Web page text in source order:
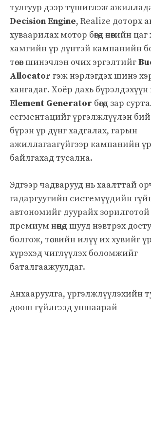
тулгуур дээр түшиглэж
Decision Engine, Realize доторх
хуваарилах мотор бөгөөд өнөөгийн
хамгийн үр дүнтэй кампанийн
төсөв шинэчлэн очих эргэлтийг
Allocator гэж нэрлэгдэх шинэ
хангадаг. Хоёр дахь бүрэлдэхүүн
Element Generator бөгөөд зар
сегментацийг үргэлжлүүлэн
бүрэн үр дүнг хадгалах, гарын
ажиллагаагүйгээр кампанийн үр
байлгахад тусална.
Эдгээр чадварууд нь хаалттай
гадаргуугийн системүүдийн
автономийг дуурайх зорилготой
премиум нөөцөд шууд нэвтрэх
болгож, төсвийн илүү их хувийг
хүрэхэд чиглүүлэх боломжийг
баталгаажуулдаг.
Анхааруулга, үргэлжлүүлэхийн
доош гүйлгээд уншаарай